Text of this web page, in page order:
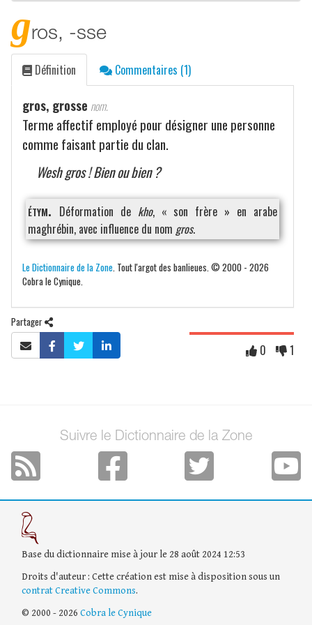
gros, -sse
Définition Commentaires (1)
gros, grosse nom.
Terme affectif employé pour désigner une personne
comme faisant partie du clan.
Wesh gros ! Bien ou bien ?
étym. Déformation de kho, « son frère » en arabe
maghrébin, avec influence du nom gros.
Le Dictionnaire de la Zone . Tout l'argot des banlieues. © 2000 - 2026
Cobra le Cynique.
Partager
0 1
Suivre le Dictionnaire de la Zone
Base du dictionnaire mise à jour le 28 août 2024 12:53
Droits d'auteur : Cette création est mise à disposition sous un
contrat Creative Commons.
© 2000 - 2026 Cobra le Cynique